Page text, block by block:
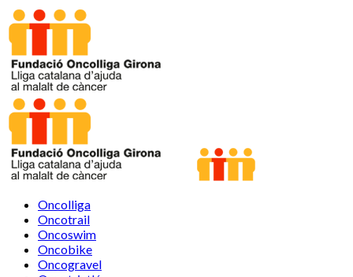
Oncolliga
Oncotrail
Oncoswim
Oncobike
Oncogravel